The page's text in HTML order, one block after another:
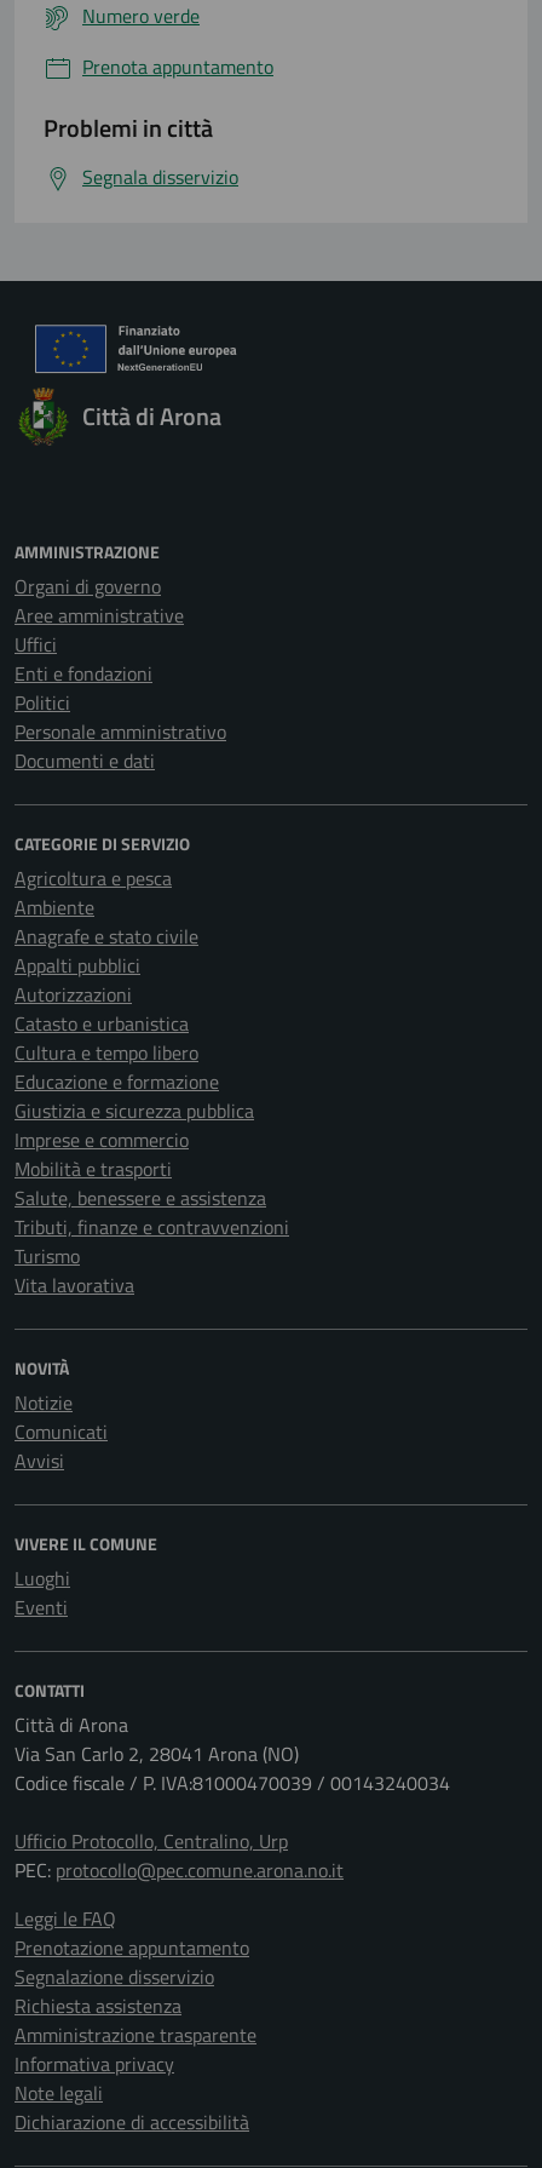
Numero verde
Prenota appuntamento
Problemi in città
Segnala disservizio
Città di Arona
AMMINISTRAZIONE
Organi di governo
Aree amministrative
Uffici
Enti e fondazioni
Politici
Personale amministrativo
Documenti e dati
CATEGORIE DI SERVIZIO
Agricoltura e pesca
Ambiente
Anagrafe e stato civile
Appalti pubblici
Autorizzazioni
Catasto e urbanistica
Cultura e tempo libero
Educazione e formazione
Giustizia e sicurezza pubblica
Imprese e commercio
Mobilità e trasporti
Salute, benessere e assistenza
Tributi, finanze e contravvenzioni
Turismo
Vita lavorativa
NOVITÀ
Notizie
Comunicati
Avvisi
VIVERE IL COMUNE
Luoghi
Eventi
CONTATTI
Città di Arona
Via San Carlo 2, 28041 Arona (NO)
Codice fiscale / P. IVA:81000470039 / 00143240034
Ufficio Protocollo, Centralino, Urp
PEC: protocollo@pec.comune.arona.no.it
Leggi le FAQ
Prenotazione appuntamento
Segnalazione disservizio
Richiesta assistenza
Amministrazione trasparente
Informativa privacy
Note legali
Dichiarazione di accessibilità